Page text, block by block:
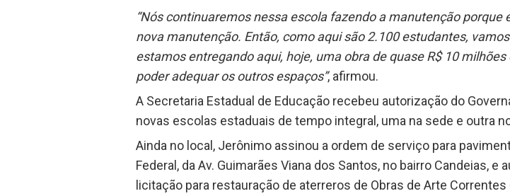
“Nós continuaremos nessa escola fazendo a manutenção
nova manutenção. Então, como aqui são 2.100 estudantes,
estamos entregando aqui, hoje, uma obra de quase R$ 10
poder adequar os outros espaços”, afirmou.
A Secretaria Estadual de Educação recebeu autorização do
novas escolas estaduais de tempo integral, uma na sede e outra
Ainda no local, Jerônimo assinou a ordem de serviço para
Federal, da Av. Guimarães Viana dos Santos, no bairro Candeias,
licitação para restauração de aterreros de Obras de Arte